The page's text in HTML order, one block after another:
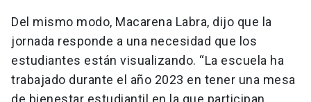
Del mismo modo, Macarena Labra, dijo que la
jornada responde a una necesidad que los
estudiantes están visualizando. “La escuela ha
trabajado durante el año 2023 en tener una mesa
de bienestar estudiantil en la que participan